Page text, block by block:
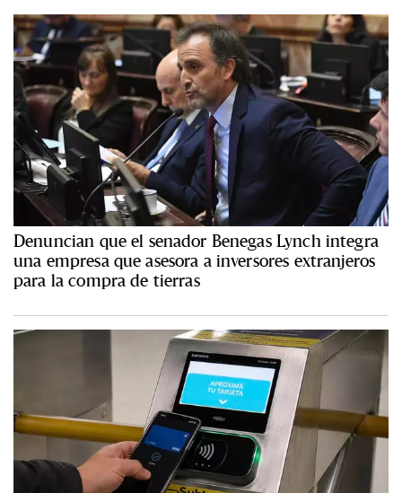
Denuncian que el senador Benegas Lynch integra
una empresa que asesora a inversores extranjeros
para la compra de tierras